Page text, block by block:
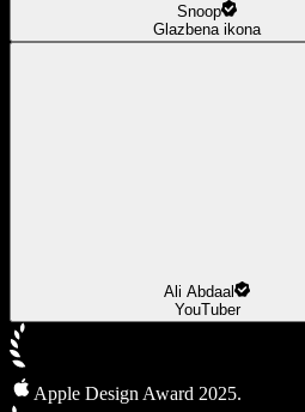
Snoop
Glazbena ikona
Ali Abdaal
YouTuber
Apple Design Award 2025.